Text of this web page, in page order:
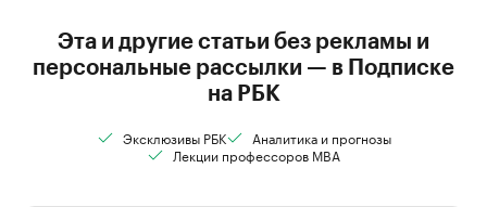
Эта и другие статьи без рекламы и
персональные рассылки — в Подписке
на РБК
Эксклюзивы РБК
Аналитика и прогнозы
Лекции профессоров MBA